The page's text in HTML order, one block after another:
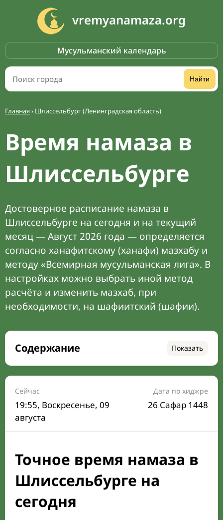
vremyanamaza.org
Мусульманский календарь
Найти
Главная› Шлиссельбург (Ленинградская область)
Время намаза в
Шлиссельбурге
Достоверное расписание намаза в
Шлиссельбурге на сегодня и на текущий
месяц — Август 2026 года — определяется
согласно ханафитскому (ханафи) мазхабу и
методу «Всемирная мусульманская лига». В
настройках можно выбрать иной метод
расчёта и изменить мазхаб, при
необходимости, на шафиитский (шафии).
Содержание Показать
Время намаза на сегодня
Расписание на месяц
Время Сухура и Ифтара на сегодня
Календарь рамадана
Направление киблы
Сейчас
19:55, Воскресенье, 09
августа
Дата по хиджре
26 Сафар 1448
Точное время намаза в
Шлиссельбурге на
сегодня